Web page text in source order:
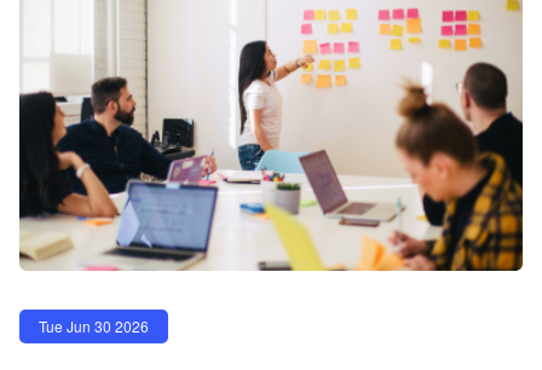
Tue Jun 30 2026